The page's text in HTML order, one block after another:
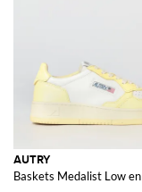
AUTRY
Baskets Medalist Low